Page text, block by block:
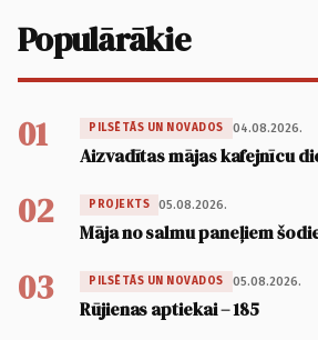
Populārākie
01 PILSĒTĀS UN NOVADOS 04.08.2026.
Aizvadītas mājas kafejnīcu
02 PROJEKTS 05.08.2026.
Māja no salmu paneļiem
03 PILSĒTĀS UN NOVADOS 05.08.2026.
Rūjienas aptiekai – 185